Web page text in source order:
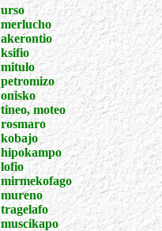
urso
merlucho
akerontio
ksifio
mitulo
petromizo
onisko
tineo, moteo
rosmaro
kobajo
hipokampo
lofio
mirmekofago
mureno
tragelafo
muscikapo